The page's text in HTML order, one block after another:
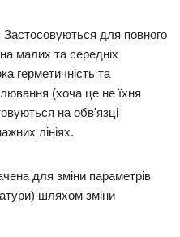
Застосовуються для повного
малих та середніх
герметичність та
(хоча це не їхня
на обв'язці
лініях.
для зміни параметрів
шляхом зміни